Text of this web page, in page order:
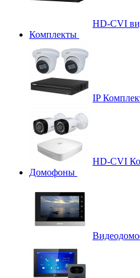
HD-CVI
Комплекты
IP
HD-CVI
Домофоны